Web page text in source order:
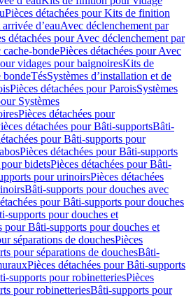
Pièces détachées pour Kits de finition
d’eauAvec déclenchement par
détachées pour Avec déclenchement par
cache-bondePièces détachées pour Avec
vidages pour baignoiresKits de
bondeTésSystèmes d’installation et de
Pièces détachées pour ParoisSystèmes
Systèmes
Pièces détachées pour
détachées pour Bâti-supportsBâti-
pour Bâti-supports pour
Pièces détachées pour Bâti-supports
bidetsPièces détachées pour Bâti-
pour urinoirsPièces détachées
Bâti-supports pour douches avec
pour Bâti-supports pour douches
supports pour douches et
pour Bâti-supports pour douches et
séparations de douchesPièces
pour séparations de douchesBâti-
Pièces détachées pour Bâti-supports
supports pour robinetteriesPièces
pour robinetteriesBâti-supports pour